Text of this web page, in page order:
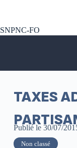
SNPNC-FO
TAXES
Publié le 30/07/
Non classé